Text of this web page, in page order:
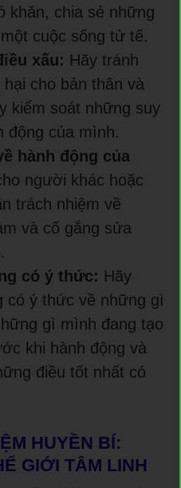
khăn, chia sẻ những
cuộc sống tử tế.
xấu: Hãy tránh
cho bản thân và
kiểm soát những suy
động của mình.
hành động của
người khác hoặc
trách nhiệm về
và cố gắng sửa
có ý thức: Hãy
có ý thức về những gì
gì mình đang tạo
khi hành động và
điều tốt nhất có
HUYỀN BÍ:
GIỚI TÂM LINH